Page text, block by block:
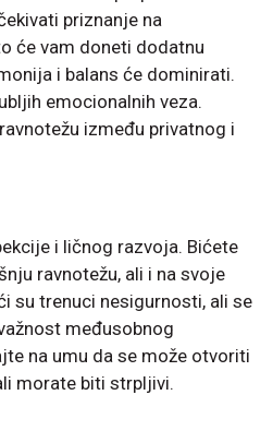
priznanje na
će vam doneti dodatnu
i balans će dominirati.
emocionalnih veza.
između privatnog i
i ličnog razvoja. Bićete
ravnotežu, ali i na svoje
su trenuci nesigurnosti, ali se
međusobnog
na umu da se može otvoriti
morate biti strpljivi.